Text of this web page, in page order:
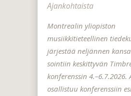
Ajankohtaista
Montrealin yliopiston
musiikkitieteellinen
järjestää neljännen
sointiin keskittyvän
konferenssin 4.–6.7.2026.
osallistuu konferenssiin